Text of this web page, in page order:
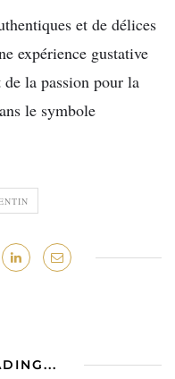
et de délices
expérience gustative
la passion pour la
le symbole